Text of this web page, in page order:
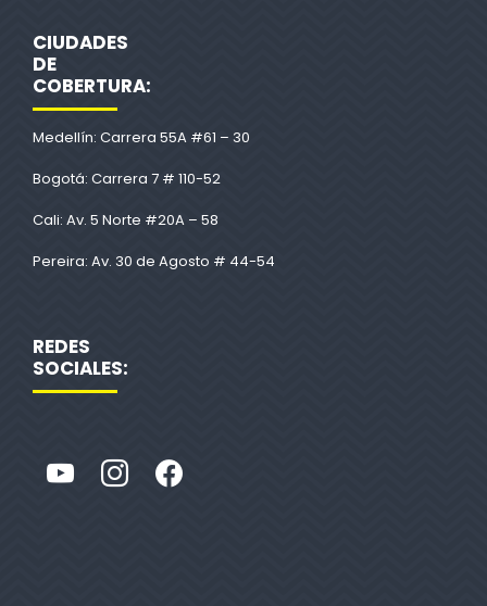
CIUDADES
DE
COBERTURA:
Medellín: Carrera 55A #61 – 30
Bogotá: Carrera 7 # 110-52
Cali: Av. 5 Norte #20A – 58
Pereira: Av. 30 de Agosto # 44-54
REDES
SOCIALES: